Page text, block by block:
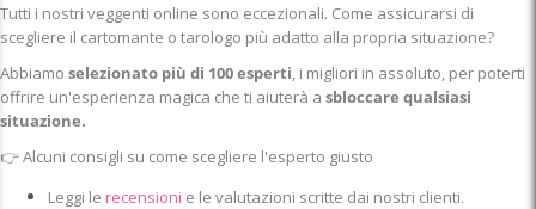
Tutti i nostri veggenti online sono eccezionali. Come assicurarsi di
scegliere il cartomante o tarologo più adatto alla propria situazione?
Abbiamo selezionato più di 100 esperti, i migliori in assoluto, per poterti
offrire un'esperienza magica che ti aiuterà a sbloccare qualsiasi
situazione.
👉Alcuni consigli su come scegliere l'esperto giusto
Leggi le recensioni e le valutazioni scritte dai nostri clienti.